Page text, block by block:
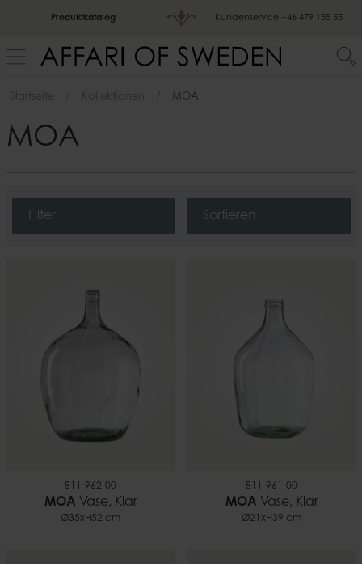
Produktkatalog Kundenservice +46 479 155 55
Startseite Kollektionen MOA
MOA
Filter Sortieren
811-962-00
MOA Vase, Klar
Ø35xH52 cm
811-961-00
MOA Vase, Klar
Ø21xH39 cm